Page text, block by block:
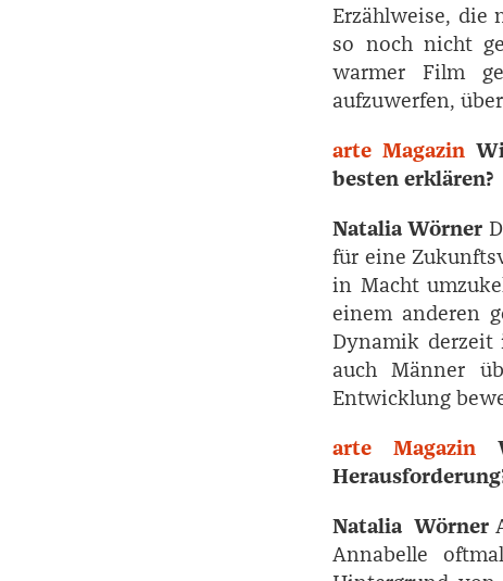
Erzählweise, die
so noch nicht
warmer Film
aufzuwerfen,
arte Magazin
besten erklären?
Natalia Wörner
für eine
in Macht
einem anderen
Dynamik
auch Männer
Entwicklung
arte Magazin
Natalia Wörner
Annabelle